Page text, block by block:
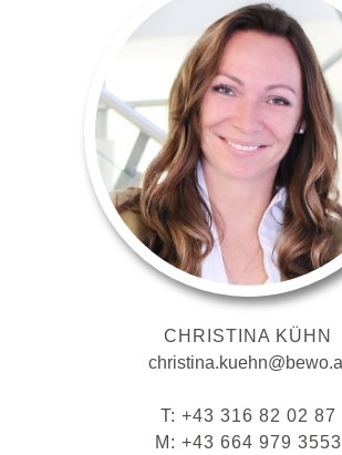
CHRISTINA KÜHN
T: +43 316 82 02 87
M: +43 664 979 3553